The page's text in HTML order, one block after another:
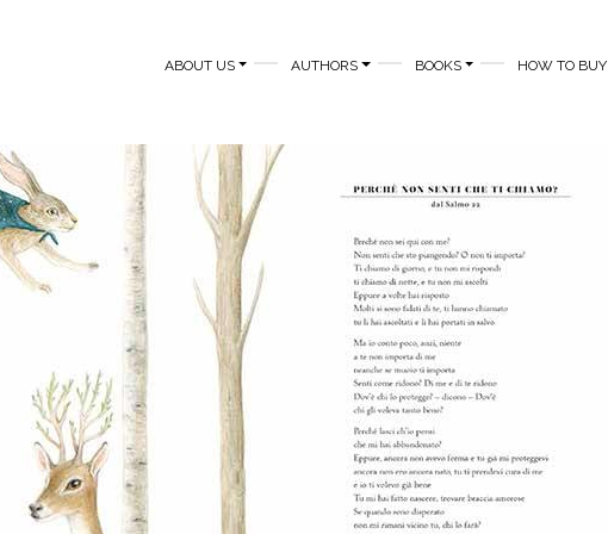
MAIN NAVIGATION
ABOUT US AUTHORS BOOKS HOW TO BUY